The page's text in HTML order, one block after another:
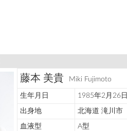
藤本 美貴 Miki Fujimoto
生年月日 1985年2月26日
出身地 北海道 滝川市
血液型 A型